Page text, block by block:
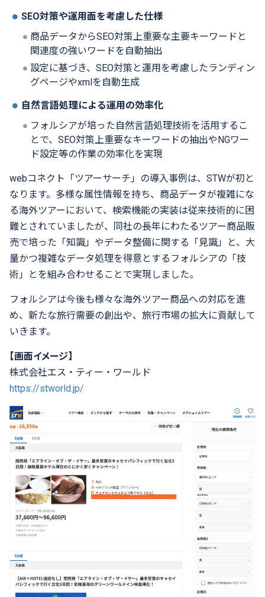
SEO対策や運用面を考慮した仕様
商品データからSEO対策上重要な主要キーワードと
関連度の強いワードを自動抽出
設定に基づき、 SEO対策と運用を考慮したランディン
グページやxmlを自動生成
自然言語処理による運用の効率化
フォルシアが培った自然言語処理技術を活用するこ
とで、 SEO対策上重要なキーワードの抽出やNGワー
ド設定等の作業の効率化を実現
webコネクト「ツアーサーチ」の導入事例は、 STWが初と
なります。多様な属性情報を持ち、商品データが複雑にな
る海外ツアーにおいて、検索機能の実装は従来技術的に困
難とされていましたが、同社の長年にわたるツアー商品販
売で培った「知識」やデータ整備に関する「見識」と、大
量かつ複雑なデータ処理を得意とするフォルシアの「技
術」とを組み合わせることで実現しました。
フォルシアは今後も様々な海外ツアー商品への対応を進
め、新たな旅行需要の創出や、旅行市場の拡大に貢献して
いきます。
【画面イメージ】
株式会社エス・ティー・ワールド
https://stworld.jp/